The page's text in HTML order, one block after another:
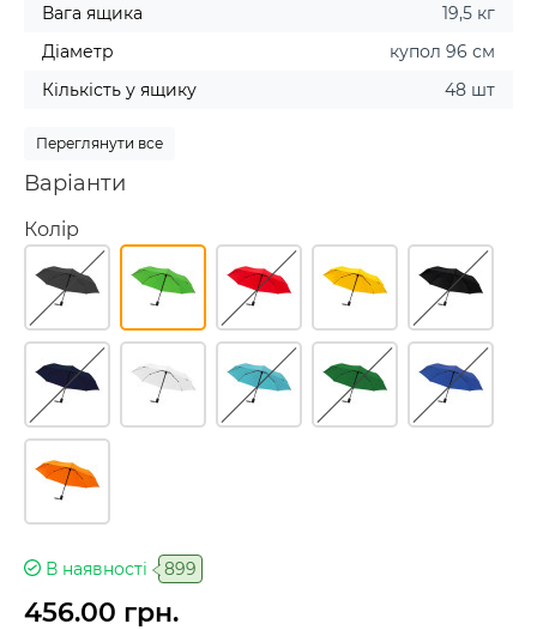
Вага ящика
19,5 кг
Діаметр
купол 96 см
Кількість у ящику
48 шт
Переглянути все
Варіанти
Колір
В наявності 899
456.00 грн.